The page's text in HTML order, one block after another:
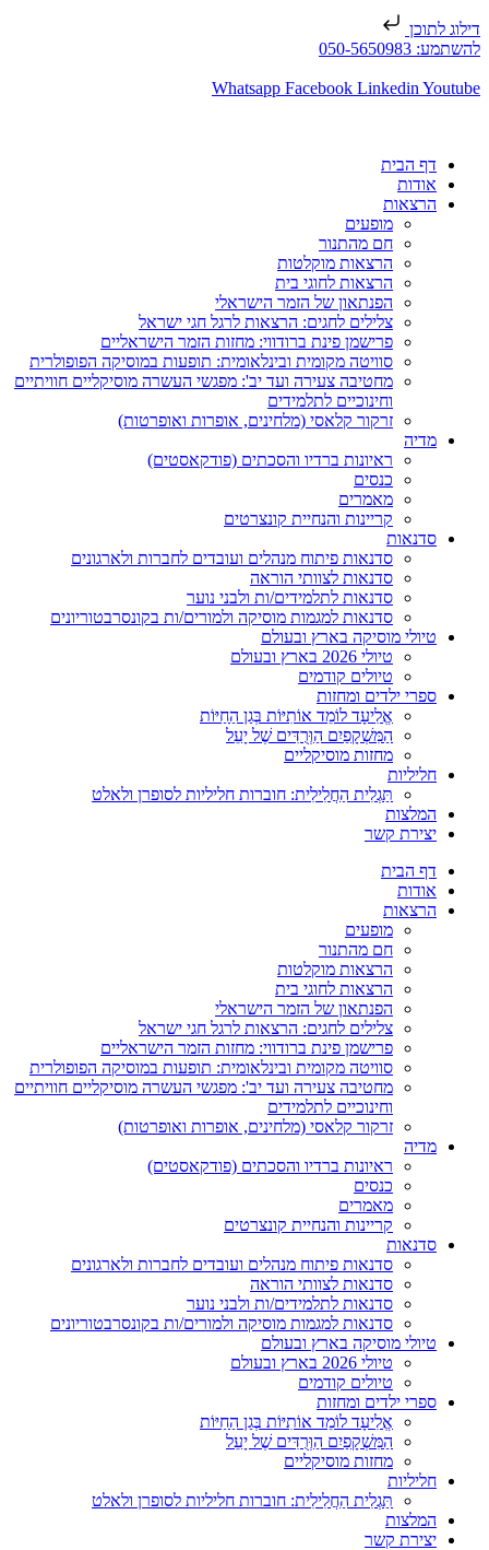
דילוג לתוכן
להשתמע: 050-5650983
Whatsapp Facebook Linkedin Youtube
דף הבית
אודות
הרצאות
מופעים
חם מהתנור
הרצאות מוקלטות
הרצאות לחוגי בית
הפנתאון של הזמר הישראלי
צלילים לחגים: הרצאות לרגל חגי ישראל
פרישמן פינת ברודווי: מחזות הזמר הישראליים
סוויטה מקומית ובינלאומית: תופעות במוסיקה הפופולרית
מחטיבה צעירה ועד יב': מפגשי העשרה מוסיקליים חוויתיים
וחינוכיים לתלמידים
זרקור קלאסי (מלחינים, אופרות ואופרטות)
מדיה
ראיונות ברדיו והסכתים (פודקאסטים)
כנסים
מאמרים
קריינות והנחיית קונצרטים
סדנאות
סדנאות פיתוח מנהלים ועובדים לחברות ולארגונים
סדנאות לצוותי הוראה
סדנאות לתלמידים/ות ולבני נוער
סדנאות למגמות מוסיקה ולמורים/ות בקונסרבטוריונים
טיולי מוסיקה בארץ ובעולם
טיולי 2026 בארץ ובעולם
טיולים קודמים
ספרי ילדים ומחזות
אֱלִיעָד לוֹמֵד אוֹתִיּוֹת בְּגַן הַחַיּוֹת
הַמִּשְׁקָפַיִם הַוְּרֻדִּים שֶׁל יָעֵל
מחזות מוסיקליים
חליליות
תַּגְלִית הַחֲלִילִית: חוברות חליליות לסופרן ולאלט
המלצות
יצירת קשר
דף הבית
אודות
הרצאות
מופעים
חם מהתנור
הרצאות מוקלטות
הרצאות לחוגי בית
הפנתאון של הזמר הישראלי
צלילים לחגים: הרצאות לרגל חגי ישראל
פרישמן פינת ברודווי: מחזות הזמר הישראליים
סוויטה מקומית ובינלאומית: תופעות במוסיקה הפופולרית
מחטיבה צעירה ועד יב': מפגשי העשרה מוסיקליים חוויתיים
וחינוכיים לתלמידים
זרקור קלאסי (מלחינים, אופרות ואופרטות)
מדיה
ראיונות ברדיו והסכתים (פודקאסטים)
כנסים
מאמרים
קריינות והנחיית קונצרטים
סדנאות
סדנאות פיתוח מנהלים ועובדים לחברות ולארגונים
סדנאות לצוותי הוראה
סדנאות לתלמידים/ות ולבני נוער
סדנאות למגמות מוסיקה ולמורים/ות בקונסרבטוריונים
טיולי מוסיקה בארץ ובעולם
טיולי 2026 בארץ ובעולם
טיולים קודמים
ספרי ילדים ומחזות
אֱלִיעָד לוֹמֵד אוֹתִיּוֹת בְּגַן הַחַיּוֹת
הַמִּשְׁקָפַיִם הַוְּרֻדִּים שֶׁל יָעֵל
מחזות מוסיקליים
חליליות
תַּגְלִית הַחֲלִילִית: חוברות חליליות לסופרן ולאלט
המלצות
יצירת קשר